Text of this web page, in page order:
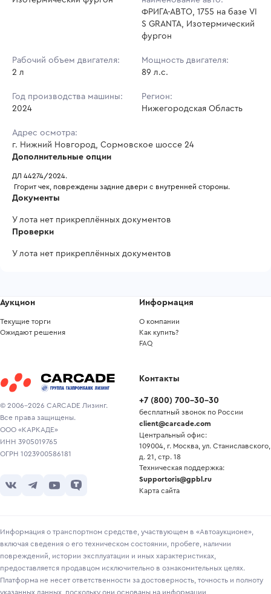
ФРИГА-АВТО, 1755 на базе VI
S GRANTA, Изотермический
фургон
Рабочий объем двигателя:
2 л
Мощность двигателя:
89 л.с.
Год производства машины:
2024
Регион:
Нижегородская Область
Адрес осмотра:
г. Нижний Новгород, Сормовское шоссе 24
Дополнительные опции
ДЛ 44274/2024.
Ггорит чек, повреждены задние двери с внутренней стороны.
Документы
У лота нет прикреплённых документов
Проверки
У лота нет прикреплённых документов
© 2006-2026 CARCADE Лизинг.
Все права защищены.
ООО «КАРКАДЕ»
ИНН 3905019765
ОГРН 1023900586181
Аукцион
Текущие торги
Ожидают решения
Информация
О компании
Как купить?
FAQ
Контакты
+7 (800) 700-30-30
бесплатный звонок по России
client@carcade.com
Центральный офис:
109004, г. Москва, ул. Станиславского,
д. 21, стр. 18
Техническая поддержка:
Supportoris@gpbl.ru
Карта сайта
Информация о транспортном средстве, участвующем в «Автоаукционе»,
включая сведения о его техническом состоянии, пробеге, наличии
повреждений, истории эксплуатации и иных характеристиках,
предоставляется продавцом исключительно в ознакомительных целях.
Платформа не несет ответственности за достоверность, точность и полноту
указанных данных, поскольку они основаны на информации,